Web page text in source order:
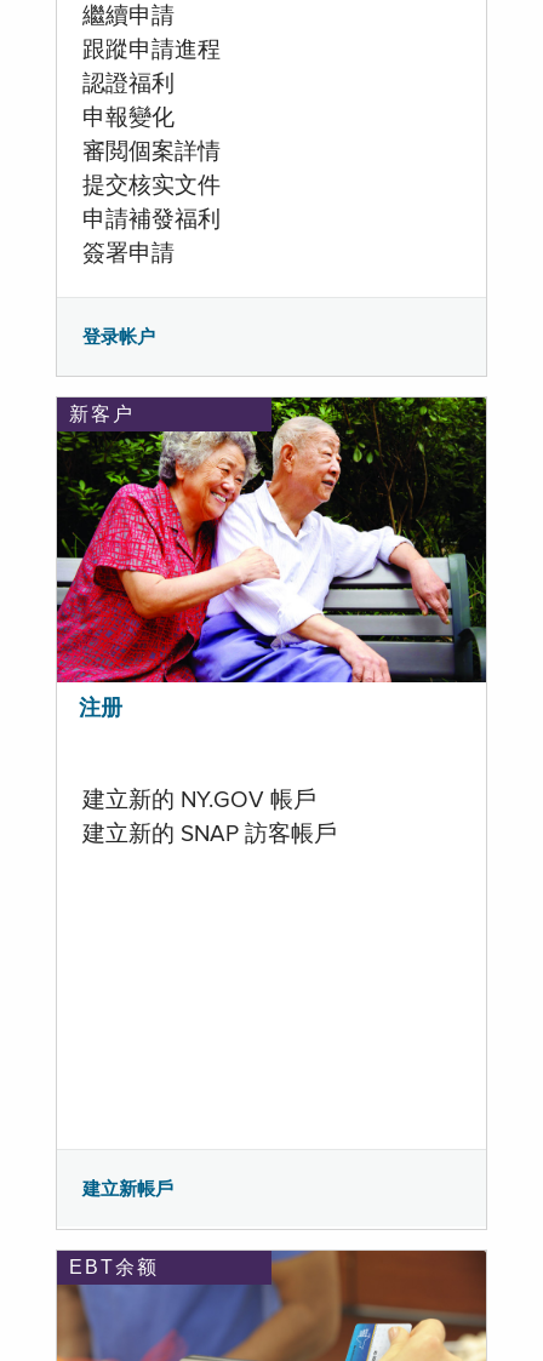
繼續申請
跟蹤申請進程
認證福利
申報變化
審閲個案詳情
提交核实文件
申請補發福利
簽署申請
登录帐户
新客户
注册
建立新的 NY.GOV 帳戶
建立新的 SNAP 訪客帳戶
建立新帳戶
EBT余额